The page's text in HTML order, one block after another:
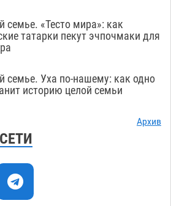
пожарные поезда с начала года
на борьбу с огнем
утонул в реке под Астраханью
уголовную статью
астраханцев пересели на
семье. «Тесто мира»: как
татарки пекут эчпочмаки для
семье. Уха по-нашему: как одно
историю целой семьи
Архив